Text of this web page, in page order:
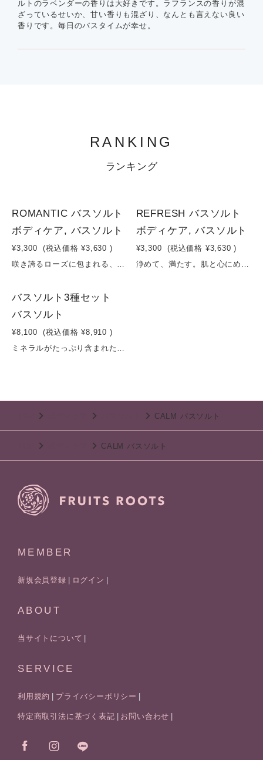
ルトのラベンダーの香りは大好きです。ラフランスの香りが混
ざっているせいか、甘い香りも混ざり、なんとも言えない良い
香りです。毎日のバスタイムが幸せ。
RANKING
ランキング
ROMANTIC バスソルト
ボディケア, バスソルト
¥3,300 (税込価格 ¥3,630 )
咲き誇るローズに包まれる、発酵うるおいバス。ミネラル豊富な海塩に、優雅なダマスクバラ花油とゼラニウム油を贅沢にブレンド。湯けむりとともに広がる華やかなフローラルの香りが、日常を離れた特別なリラックスタイムを演出します。さらに、イチゴ果実エキスとアドニスパレスチナ花エキスが肌にみずみずしい印象を与え、クチナシ果実エキスがやさしい彩りをプラス。日本由来のコメ発酵液が角質層までうるおいを届け、しっとりとしたやわらかな肌へ導きます。まるで花に包まれるような、心ほどけるバスタイムをお楽しみください。容量：200g
REFRESH バスソルト
ボディケア, バスソルト
¥3,300 (税込価格 ¥3,630 )
浄めて、満たす。肌と心にめぐる、発酵シトラスのバスタイム。海の恵みをたっぷり含んだ海塩に、レモンやオレンジの爽やかな香り、さらにレプトスペルムムペテルソニイ油（レモンティーツリー）をブレンド。やさしく包み込むカミツレエキスと、クチナシ果実エキスの自然な彩りが、バスタイムを心地よい癒しの時間へと導きます。さらに、日本の伝統的な美容素材であるコメ発酵液を配合。お湯に溶けるたび、肌をやわらかく整え、しっとりとしたうるおい感をもたらします。一日の終わりに、深呼吸したくなるようなナチュラルシトラスの香りとともに、心と身体をリセットする特別なバスタイムをお楽しみください。容量：200g
バスソルト3種セット
バスソルト
¥8,100 (税込価格 ¥8,910 )
ミネラルがたっぷり含まれた香川県坂出の海塩に、丁寧に育てたフルーツやハーブをふんだんにブレンドしたバスソルトです。ミネラル分が、汗の発汗による体温低下を防ぎ、身体をポカポカと温かい状態を保ち、代謝を上げてくれます。またバスソルトに含まれるミネラル成分が、肌表面についた汚れを落とし、バスソルトを入れたお風呂は肌がやわらかに、そしてお肌の水分バランスを整え、お風呂上がりのお肌をしっとりと仕上げてくれます。また、浸透圧の変化で体内の水分が外に出ようとし、肌も引き締めてくれるので、ゆっくり過ごす半身浴にもおすすめです。オーガニックのフルーツやハーブで贅沢に香りづけと色づけもあり、ギフトにもぴったりのバスソルトです。
CALM バスソルト
CALM バスソルト
MEMBER
新規会員登録 ログイン
ABOUT
当サイトについて
SERVICE
利用規約 プライバシーポリシー
特定商取引法に基づく表記 お問い合わせ